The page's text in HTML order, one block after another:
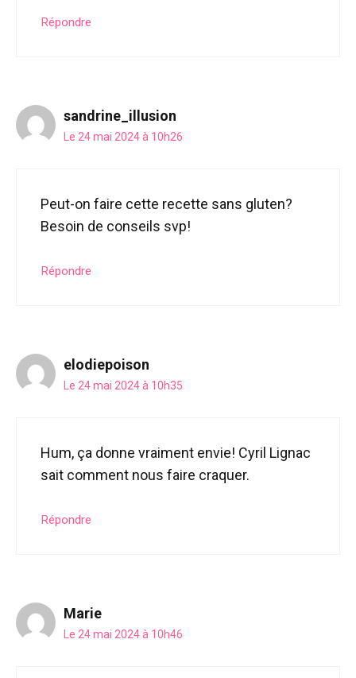
Répondre
sandrine_illusion
Le 24 mai 2024 à 10h26
Peut-on faire cette recette sans gluten?
Besoin de conseils svp!
Répondre
elodiepoison
Le 24 mai 2024 à 10h35
Hum, ça donne vraiment envie! Cyril Lignac
sait comment nous faire craquer.
Répondre
Marie
Le 24 mai 2024 à 10h46